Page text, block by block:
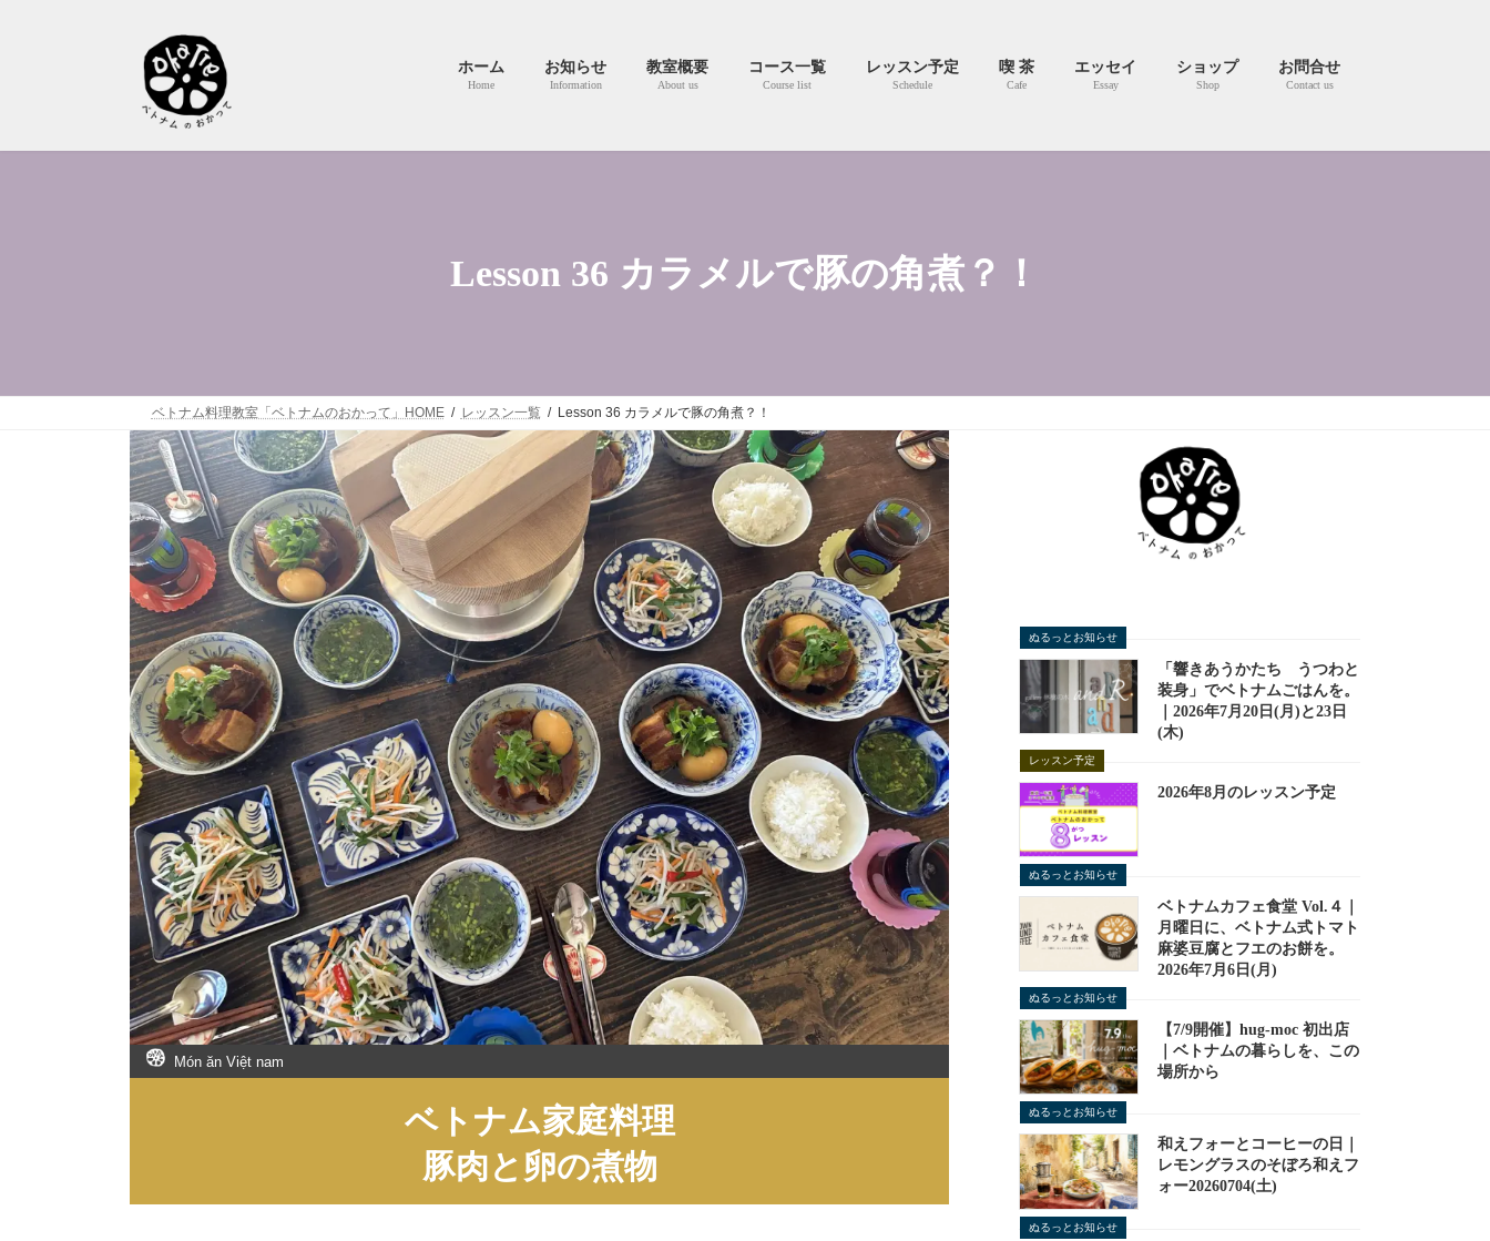
ホーム
Home
お知らせ
Information
教室概要
About us
コース一覧
Course list
レッスン予定
Schedule
喫 茶
Cafe
エッセイ
Essay
ショップ
Shop
お問合せ
Contact us
Lesson 36 カラメルで豚の角煮？！
ベトナム料理教室「ベトナムのおかって」HOME レッスン一覧 Lesson 36 カラメルで豚の角煮？！
Món ăn Việt nam
ベトナム家庭料理
豚肉と卵の煮物
ぬるっとお知らせ
「響きあうかたち うつわと
装身」でベトナムごはんを。
｜2026年7月20日(月)と23日
(木)
レッスン予定
2026年8月のレッスン予定
ぬるっとお知らせ
ベトナムカフェ食堂 Vol.４｜
月曜日に、ベトナム式トマト
麻婆豆腐とフエのお餅を。
2026年7月6日(月)
ぬるっとお知らせ
【7/9開催】hug-moc 初出店
｜ベトナムの暮らしを、この
場所から
ぬるっとお知らせ
和えフォーとコーヒーの日｜
レモングラスのそぼろ和えフ
ォー20260704(土)
ぬるっとお知らせ